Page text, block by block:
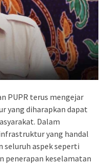
PUPR terus mengejar
yang diharapkan dapat
Dalam
yang handal
seluruh aspek seperti
penerapan keselamatan